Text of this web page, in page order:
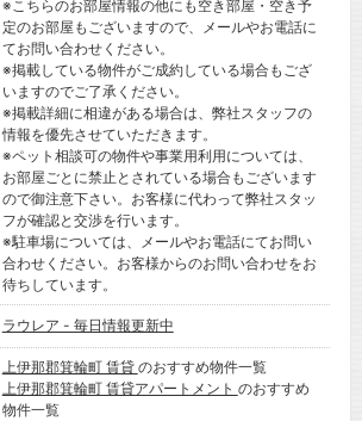
※こちらのお部屋情報の他にも空き部屋・空き予
定のお部屋もございますので、メールやお電話に
てお問い合わせください。
※掲載している物件がご成約している場合もござ
いますのでご了承ください。
※掲載詳細に相違がある場合は、弊社スタッフの
情報を優先させていただきます。
※ペット相談可の物件や事業用利用については、
お部屋ごとに禁止とされている場合もございます
ので御注意下さい。お客様に代わって弊社スタッ
フが確認と交渉を行います。
※駐車場については、メールやお電話にてお問い
合わせください。お客様からのお問い合わせをお
待ちしています。
ラウレア - 毎日情報更新中
上伊那郡箕輪町 賃貸 のおすすめ物件一覧
上伊那郡箕輪町 賃貸アパートメント のおすすめ
物件一覧